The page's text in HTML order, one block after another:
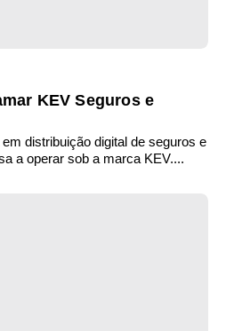
KEV Seguros e
distribuição digital de seguros e
a operar sob a marca KEV....